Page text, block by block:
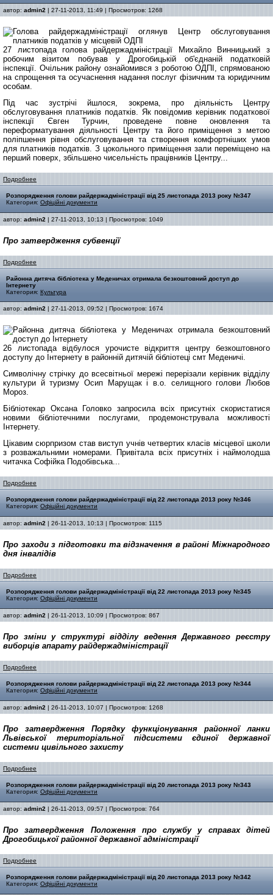
автор: admin2 | 27-11-2013, 11:49 | Просмотров: 1268
27 листопада голова райдержадміністрації Михайло Винницький з
робочим візитом побував у Дрогобицькій об'єднаній податковій
інспекції. Очільник району ознайомився з роботою ОДПІ, спрямованою
на спрощення та осучаснення надання послуг фізичним та юридичним
особам.
Під час зустрічі йшлося, зокрема, про діяльність Центру
обслуговування платників податків. Як повідомив керівник податкової
інспекції Євген Турчин, проведене повне оновлення та
переформатування діяльності Центру та його приміщення з метою
поліпшення рівня обслуговування та створення комфортніших умов
для платників податків. З цокольного приміщення зали переміщено на
перший поверх, збільшено чисельність працівників Центру...
Подробнее
Розпорядження голови райдержадміністрації від 25 листопада 2013 року №347
Категория: Офіційні документи
автор: admin2 | 27-11-2013, 10:13 | Просмотров: 1049
Про затвердження субвенції
Подробнее
Районна дитяча бібліотека у Меденичах отримала безкоштовний доступ до
Інтернету
Категория: Культура
автор: admin2 | 27-11-2013, 09:52 | Просмотров: 1674
26 листопада відбулося урочисте відкриття центру безкоштовного
доступу до Інтернету в районній дитячій бібліотеці смт Меденичі.
Символічну стрічку до всесвітньої мережі перерізали керівник відділу
культури й туризму Осип Марущак і в.о. селищного голови Любов
Мороз.
Бібліотекар Оксана Головко запросила всіх присутніх скористатися
новими бібліотечними послугами, продемонструвала можливості
Інтернету.
Цікавим сюрпризом став виступ учнів четвертих класів місцевої школи
з розважальними номерами. Привітала всіх присутніх і наймолодша
читачка Софійка Подобівська...
Подробнее
Розпорядження голови райдержадміністрації від 22 листопада 2013 року №346
Категория: Офіційні документи
автор: admin2 | 26-11-2013, 10:13 | Просмотров: 1115
Про заходи з підготовки та відзначення в районі Міжнародного
дня інвалідів
Подробнее
Розпорядження голови райдержадміністрації від 22 листопада 2013 року №345
Категория: Офіційні документи
автор: admin2 | 26-11-2013, 10:09 | Просмотров: 867
Про зміни у структурі відділу ведення Державного реєстру
виборців апарату райдержадміністрації
Подробнее
Розпорядження голови райдержадміністрації від 22 листопада 2013 року №344
Категория: Офіційні документи
автор: admin2 | 26-11-2013, 10:07 | Просмотров: 1268
Про затвердження Порядку функціонування районної ланки
Львівської територіальної підсистеми єдиної державної
системи цивільного захисту
Подробнее
Розпорядження голови райдержадміністрації від 20 листопада 2013 року №343
Категория: Офіційні документи
автор: admin2 | 26-11-2013, 09:57 | Просмотров: 764
Про затвердження Положення про службу у справах дітей
Дрогобицької районної державної адміністрації
Подробнее
Розпорядження голови райдержадміністрації від 20 листопада 2013 року №342
Категория: Офіційні документи